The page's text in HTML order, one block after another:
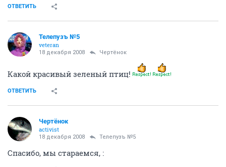
ОТВЕТИТЬ
Телепузъ №5
veteran
18 декабря 2008 Чeртёнок
Какой красивый зеленый птиц!
ОТВЕТИТЬ
Чeртёнок
activist
18 декабря 2008 Телепузъ №5
Спасибо, мы стараемся, :